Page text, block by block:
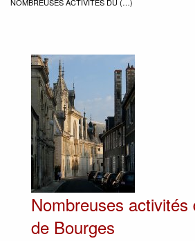
Nombreuses activités
de Bourges